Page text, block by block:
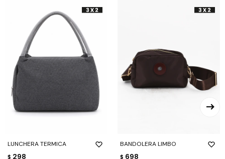
LUNCHERA TERMICA
$ 298
BANDOLERA LIMBO
$ 698